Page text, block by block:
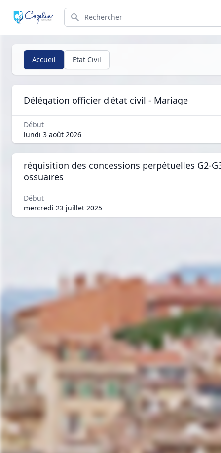
Search
Accueil Etat Civil
Délégation officier d'état civil - Mariage
Début
lundi 3 août 2026
réquisition des concessions perpétuelles G2-
ossuaires
Début
mercredi 23 juillet 2025